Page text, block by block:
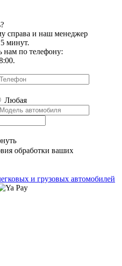
справа и наш менеджер
минут.
нам по телефону:
Любая
обработки ваших
и грузовых автомобилей